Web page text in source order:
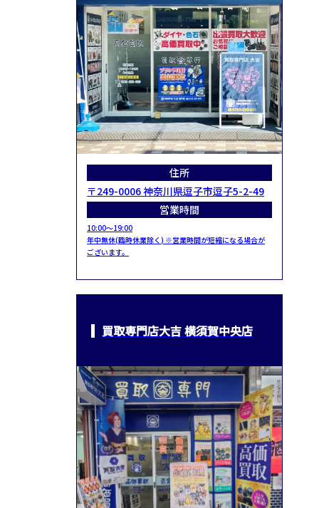
住所
〒249-0006 神奈川県逗子市逗子5-2-49
営業時間
10:00～19:00
年中無休(臨時休業除く) ※営業時間が短縮になる場合が
ございます。
買取専門店大吉 横須賀中央店